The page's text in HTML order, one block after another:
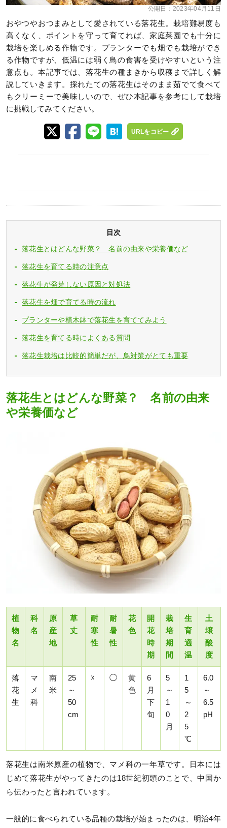
公開日： 2023年04月11日
おやつやおつまみとして愛されている落花生。栽培難易度も
高くなく、ポイントを守って育てれば、家庭菜園でも十分に
栽培を楽しめる作物です。プランターでも畑でも栽培ができ
る作物ですが、低温には弱く鳥の食害を受けやすいという注
意点も。本記事では、落花生の種まきから収穫まで詳しく解
説していきます。採れたての落花生はそのまま茹でて食べて
もクリーミーで美味しいので、ぜひ本記事を参考にして栽培
に挑戦してみてください。
URLをコピー
目次
落花生とはどんな野菜？ 名前の由来や栄養価など
落花生を育てる時の注意点
落花生が発芽しない原因と対処法
落花生を畑で育てる時の流れ
プランターや植木鉢で落花生を育ててみよう
落花生を育てる時によくある質問
落花生栽培は比較的簡単だが、鳥対策がとても重要
落花生とはどんな野菜？ 名前の由来
や栄養価など
植
物
名
科
名
原
産
地
草
丈
耐
寒
性
耐
暑
性
花
色
開
花
時
期
栽
培
期
間
生
育
適
温
土
壌
酸
度
落
花
生
マ
メ
科
南
米
25
～
50
cm
☓ ◯
黄
色
6
月
下
旬
5
～
1
0
月
1
5
～
2
5
℃
6.0
～
6.5
pH
落花生は南米原産の植物で、マメ科の一年草です。日本には
じめて落花生がやってきたのは18世紀初頭のことで、中国か
ら伝わったと言われています。
一般的に食べられている品種の栽培が始まったのは、明治4年